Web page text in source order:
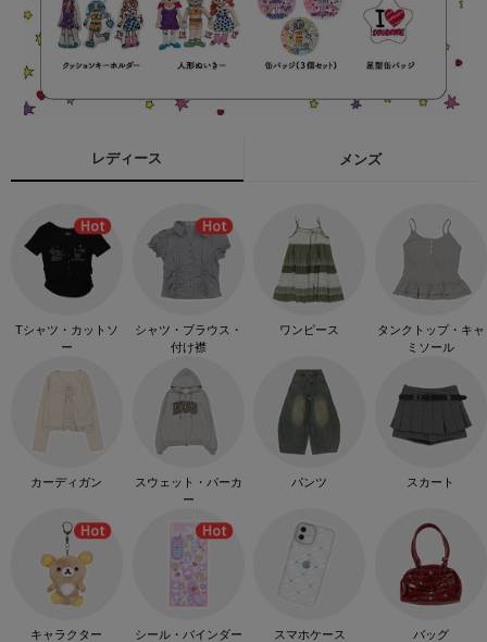
レディース メンズ
Tシャツ・カットソ
ー
シャツ・ブラウス・
付け襟
ワンピース
タンクトップ・キャ
ミソール
カーディガン
スウェット・パーカ
ー
パンツ スカート
キャラクター シール・バインダー スマホケース バッグ